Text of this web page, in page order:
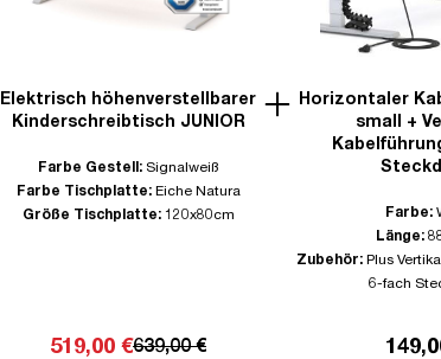
Elektrisch höhenverstellbarer
Kinderschreibtisch JUNIOR
Farbe Gestell: Signalweiß
Farbe Tischplatte: Eiche Natura
Größe Tischplatte: 120x80cm
519,00 €639,00 €
Horizontaler
small +
Farbe:
Länge:
Zubehör: Plus
6-fach